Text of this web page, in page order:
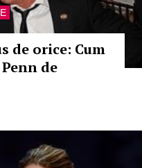
de orice: Cum
de